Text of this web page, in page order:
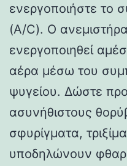
ενεργοποιήστε το
(A/C). Ο
ενεργοποιηθεί
αέρα μέσω του
ψυγείου. Δώστε
ασυνήθιστους
σφυρίγματα,
υποδηλώνουν